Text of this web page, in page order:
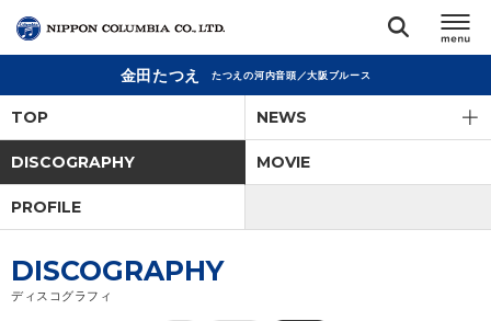
閉じる
アーティスト
ジャンル
金田たつえ たつえの河内音頭／大阪ブルース
TOP NEWS
DISCOGRAPHY MOVIE
PROFILE
DISCOGRAPHY
ディスコグラフィ